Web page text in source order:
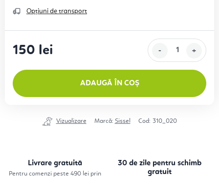
Opțiuni de transport
150 lei
ADAUGĂ ÎN COȘ
Vizualizare Marcă: Sissel Cod: 310_020
Livrare gratuită
Pentru comenzi peste 490 lei prin
30 de zile pentru schimb
gratuit